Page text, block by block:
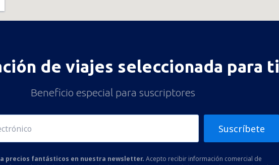
de viajes seleccionada para ti
Beneficio especial para suscriptores
Suscríbete
precios fantásticos en nuestra newsletter. Acepto recibir información comercial de